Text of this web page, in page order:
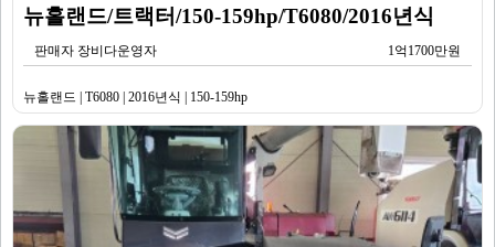
뉴홀랜드/트랙터/150-159hp/T6080/2016년식
판매자 장비다운영자 1억1700만원
뉴홀랜드 | T6080 | 2016년식 | 150-159hp